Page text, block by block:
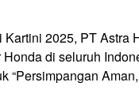
2025, PT Astra
di seluruh
“Persimpangan